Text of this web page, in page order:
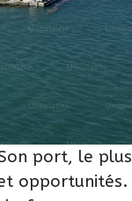
port, le plus
opportunités.